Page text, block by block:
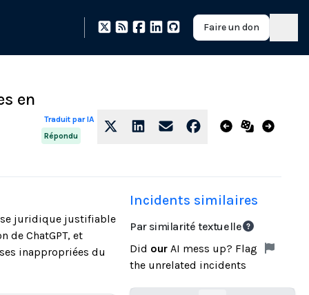
Faire un don
en
Traduit par IA
Répondu
juridique justifiable
de ChatGPT, et
inappropriées du
Incidents similaires
Par similarité textuelle
Did our AI mess up? Flag
the unrelated incidents